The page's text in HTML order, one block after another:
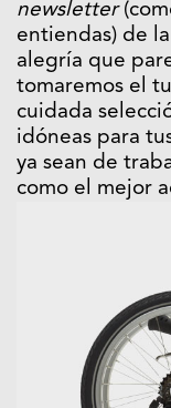
newsletter
entiendas) de
alegría que
tomaremos el
cuidada
idóneas para
ya sean de
como el mejor